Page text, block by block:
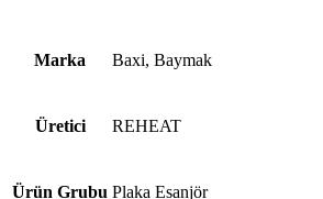
Marka Baxi, Baymak
Üretici REHEAT
Ürün Grubu Plaka Esanjör